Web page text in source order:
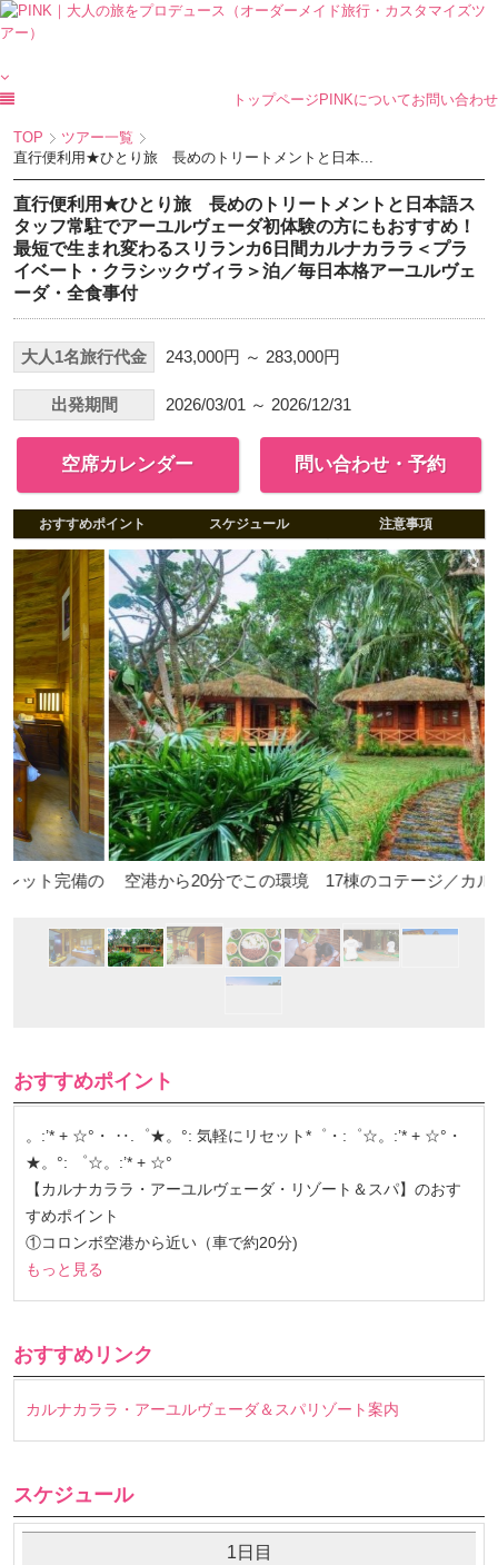
トップページ PINKについてお問い合わせ
TOP
ツアー一覧
直行便利用★ひとり旅 長めのトリートメントと日本...
直行便利用★ひとり旅 長めのトリートメントと日本語ス
タッフ常駐でアーユルヴェーダ初体験の方にもおすすめ！
最短で生まれ変わるスリランカ6日間カルナカララ＜プラ
イベート・クラシックヴィラ＞泊／毎日本格アーユルヴェ
ーダ・全食事付
大人1名旅行代金 243,000円 ～ 283,000円
出発期間 2026/03/01 ～ 2026/12/31
空席カレンダー 問い合わせ・予約
おすすめポイント スケジュール 注意事項
の 空港から20分でこの環境 17棟のコテージ／カルナカララ
おすすめポイント
。:’* + ☆°・ ‥.゜★。°: 気軽にリセット*゜・:゜☆。:’* + ☆°・
★。°: ゜☆。:’* + ☆°
【カルナカララ・アーユルヴェーダ・リゾート＆スパ】のおす
すめポイント
①コロンボ空港から近い（車で約20分)
もっと見る
おすすめリンク
カルナカララ・アーユルヴェーダ＆スパリゾート案内
スケジュール
1日目